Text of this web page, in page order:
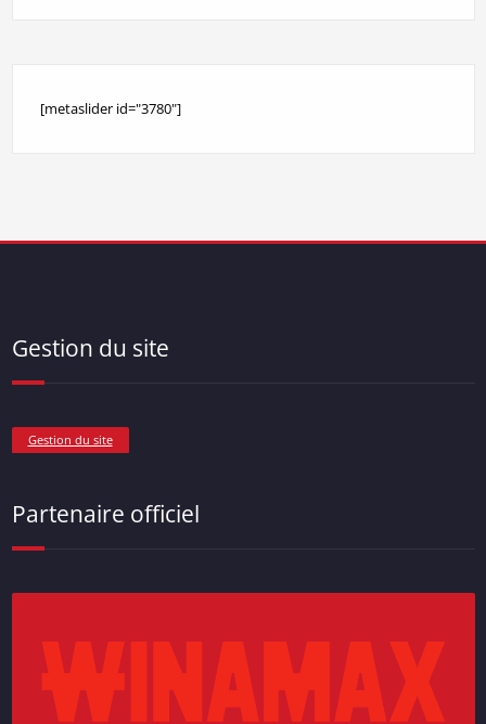
[metaslider id="3780"]
Gestion du site
Gestion du site
Partenaire officiel